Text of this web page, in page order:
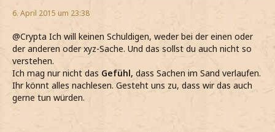
6. April 2015 um 23:38
@Crypta Ich will keinen Schuldigen, weder bei der einen oder
der anderen oder xyz-Sache. Und das sollst du auch nicht so
verstehen.
Ich mag nur nicht das Gefühl, dass Sachen im Sand verlaufen.
Ihr könnt alles nachlesen. Gesteht uns zu, dass wir das auch
gerne tun würden.